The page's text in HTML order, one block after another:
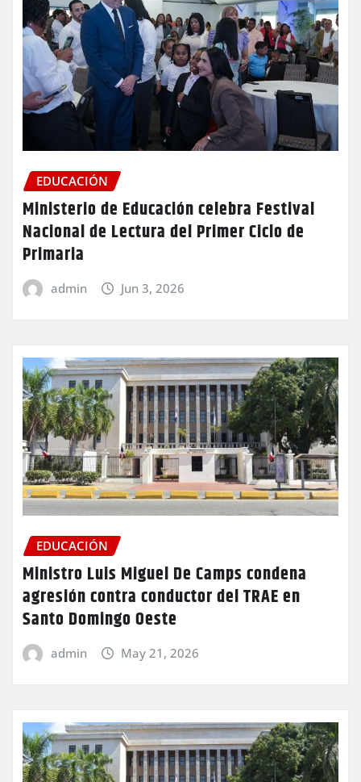
EDUCACIÓN
Ministerio de Educación celebra Festival
Nacional de Lectura del Primer Ciclo de
Primaria
admin Jun 3, 2026
EDUCACIÓN
Ministro Luis Miguel De Camps condena
agresión contra conductor del TRAE en
Santo Domingo Oeste
admin May 21, 2026